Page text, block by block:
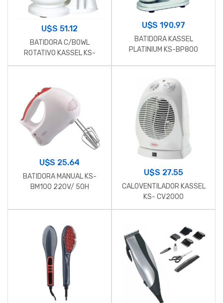
U$S 51.12
BATIDORA C/BOWL
ROTATIVO KASSEL KS-
BB200
U$S190.97
BATIDORA KASSEL
PLATINIUM KS-BP800
U$S 25.64
BATIDORA MANUAL KS-
BM100 220V/ 50H
U$S 27.55
CALOVENTILADOR KASSEL
KS- CV2000